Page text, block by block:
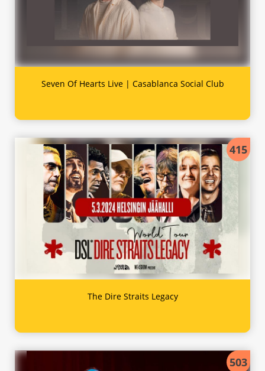
Seven Of Hearts Live | Casablanca Social Club
415
The Dire Straits Legacy
503